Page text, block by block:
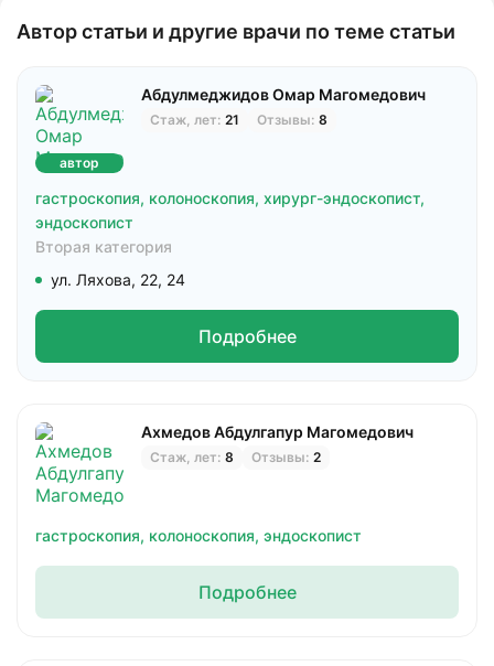
Автор статьи и другие врачи по теме статьи
автор
Абдулмеджидов Омар Магомедович
Стаж, лет: 21 Отзывы: 8
гастроскопия, колоноскопия, хирург-эндоскопист,
эндоскопист
Вторая категория
ул. Ляхова, 22, 24
Подробнее
Ахмедов Абдулгапур Магомедович
Стаж, лет: 8 Отзывы: 2
гастроскопия, колоноскопия, эндоскопист
Подробнее